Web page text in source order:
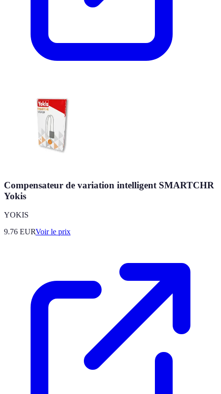
Compensateur de variation intelligent SMARTCHR
Yokis
YOKIS
9.76 EURVoir le prix